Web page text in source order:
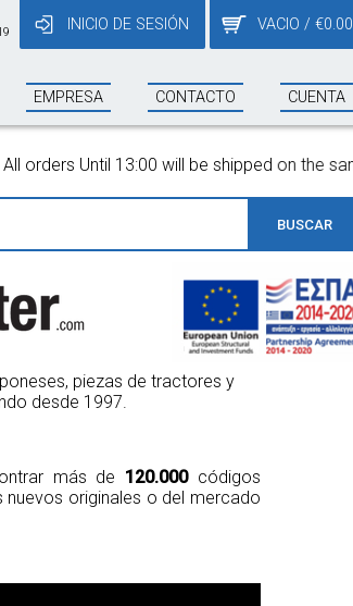
INICIO DE SESIÓN VACIO / €0.00
EMPRESA CONTACTO CUENTA
13:00 will be shipped on the same day!
BUSCAR
piezas de tractores y
desde 1997.
más de 120.000códigos
originales o del mercado